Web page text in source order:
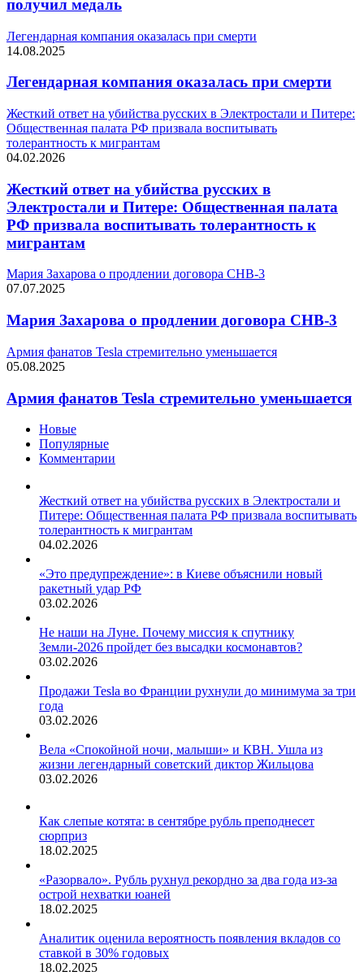
получил медаль
Легендарная компания оказалась при смерти
14.08.2025
Легендарная компания оказалась при смерти
Жесткий ответ на убийства русских в Электростали и Питере:
Общественная палата РФ призвала воспитывать
толерантность к мигрантам
04.02.2026
Жесткий ответ на убийства русских в
Электростали и Питере: Общественная палата
РФ призвала воспитывать толерантность к
мигрантам
Мария Захарова о продлении договора СНВ-3
07.07.2025
Мария Захарова о продлении договора СНВ-3
Армия фанатов Tesla стремительно уменьшается
05.08.2025
Армия фанатов Tesla стремительно уменьшается
Новые
Популярные
Комментарии
Жесткий ответ на убийства русских в Электростали и
Питере: Общественная палата РФ призвала воспитывать
толерантность к мигрантам
04.02.2026
«Это предупреждение»: в Киеве объяснили новый
ракетный удар РФ
03.02.2026
Не наши на Луне. Почему миссия к спутнику
Земли-2026 пройдет без высадки космонавтов?
03.02.2026
Продажи Tesla во Франции рухнули до минимума за три
года
03.02.2026
Вела «Спокойной ночи, малыши» и КВН. Ушла из
жизни легендарный советский диктор Жильцова
03.02.2026
Как слепые котята: в сентябре рубль преподнесет
сюрприз
18.02.2025
«Разорвало». Рубль рухнул рекордно за два года из-за
острой нехватки юаней
18.02.2025
Аналитик оценила вероятность появления вкладов со
ставкой в 30% годовых
18.02.2025